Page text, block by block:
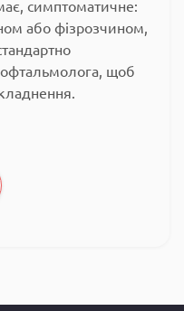
симптоматичне:
або фізрозчином,
офтальмолога, щоб